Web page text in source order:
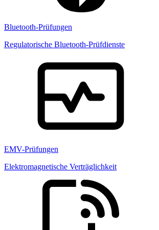
Bluetooth-Prüfungen
Regulatorische Bluetooth-Prüfdienste
EMV-Prüfungen
Elektromagnetische Verträglichkeit